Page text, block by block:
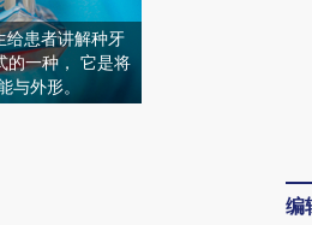
给患者讲解种牙
的一种， 它是将
与外形。
编